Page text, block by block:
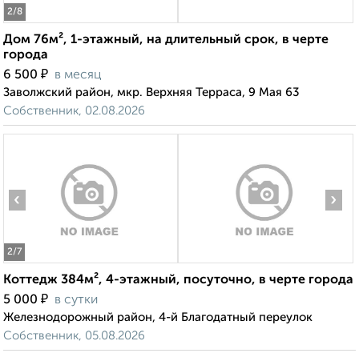
2/8
Дом 76м², 1-этажный, на длительный срок, в черте
города
6 500 ₽ в месяц
Заволжский район, мкр. Верхняя Терраса, 9 Мая 63
Собственник, 02.08.2026
2/7
‹ ›
Коттедж 384м², 4-этажный, посуточно, в черте города
5 000 ₽ в сутки
Железнодорожный район, 4-й Благодатный переулок
Собственник, 05.08.2026